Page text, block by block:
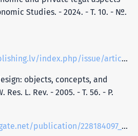
Studies. - 2024. - Т. 10. - №.
index.php/issue/article/view/2517
objects, concepts, and
L. Rev. - 2005. - Т. 56. - P.
https://www.researchgate.net/publication/228184097_Law_as_Design_Objects_Concepts_and_Digital_Things